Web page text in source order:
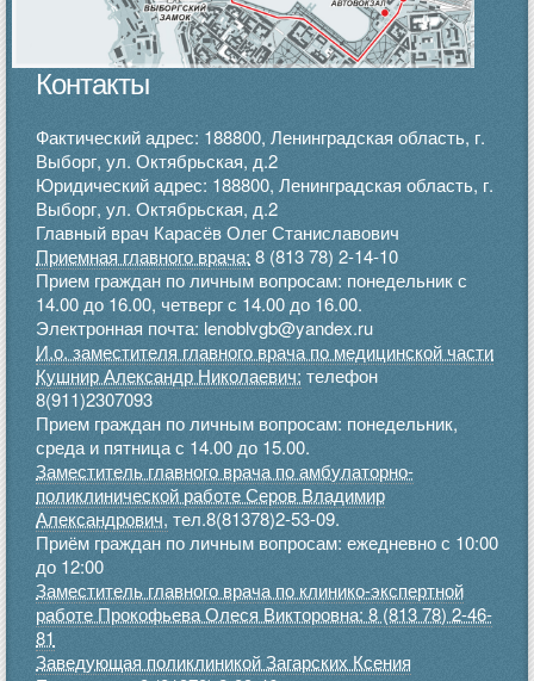
Контакты
Фактический адрес: 188800, Ленинградская область, г.
Выборг, ул. Октябрьская, д.2
Юридический адрес: 188800, Ленинградская область, г.
Выборг, ул. Октябрьская, д.2
Главный врач Карасёв Олег Станиславович
Приемная главного врача: 8 (813 78) 2-14-10
Прием граждан по личным вопросам: понедельник с
14.00 до 16.00, четверг с 14.00 до 16.00.
Электронная почта: lenoblvgb@yandex.ru
И.о. заместителя главного врача по медицинской части
Кушнир Александр Николаевич: телефон
8(911)2307093
Прием граждан по личным вопросам: понедельник,
среда и пятница с 14.00 до 15.00.
Заместитель главного врача по амбулаторно-
поликлинической работе Серов Владимир
Александрович, тел.8(81378)2-53-09.
Приём граждан по личным вопросам: ежедневно с 10:00
до 12:00
Заместитель главного врача по клинико-экспертной
работе Прокофьева Олеся Викторовна: 8 (813 78) 2-46-
81
Заведующая поликлиникой Загарских Ксения